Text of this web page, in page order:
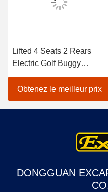
Lifted 4 Seats 2 Rears
Electric Golf Buggy
Lithium Battery
Accessories
Customizable
Obtenez le meilleur prix
DONGGUAN